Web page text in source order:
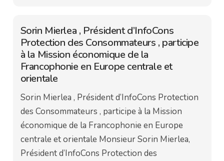
Sorin Mierlea , Président d’InfoCons
Protection des Consommateurs , participe
à la Mission économique de la
Francophonie en Europe centrale et
orientale
Sorin Mierlea , Président d’InfoCons Protection
des Consommateurs , participe à la Mission
économique de la Francophonie en Europe
centrale et orientale Monsieur Sorin Mierlea,
Président d’InfoCons Protection des